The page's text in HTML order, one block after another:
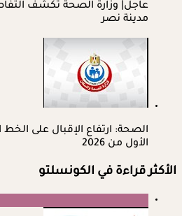
عاجل| وزارة الصحة تكشف
مدينة نصر
الأول من 2026
الأكثر قراءة في الكونسلتو